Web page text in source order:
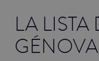
LA
GÉNOVA